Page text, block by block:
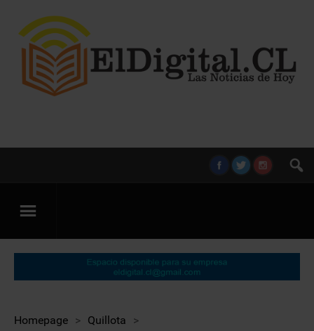
Homepage > Quillota
>